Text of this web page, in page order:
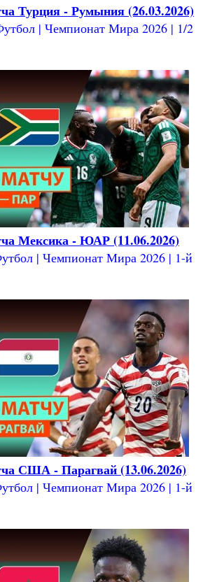
Турция - Румыния (26.03.2026)
| Чемпионат Мира 2026 | 1/2
Мексика - ЮАР (11.06.2026)
| Чемпионат Мира 2026 | 1-й
США - Парагвай (13.06.2026)
| Чемпионат Мира 2026 | 1-й